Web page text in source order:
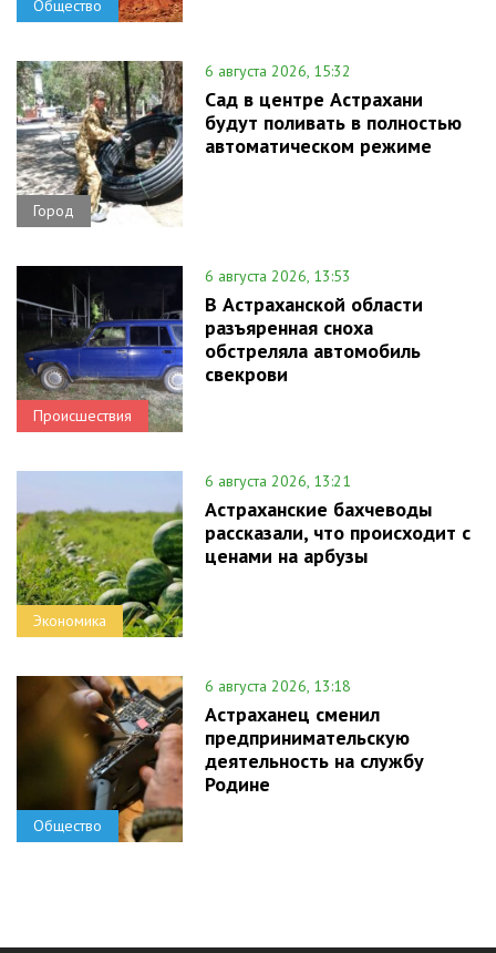
Общество
Город
6 августа 2026, 15:32
Сад в центре Астрахани
будут поливать в полностью
автоматическом режиме
Происшествия
6 августа 2026, 13:53
В Астраханской области
разъяренная сноха
обстреляла автомобиль
свекрови
Экономика
6 августа 2026, 13:21
Астраханские бахчеводы
рассказали, что происходит с
ценами на арбузы
Общество
6 августа 2026, 13:18
Астраханец сменил
предпринимательскую
деятельность на службу
Родине